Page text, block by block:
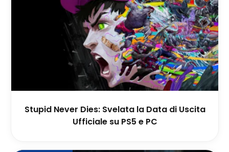
Stupid Never Dies: Svelata la Data di Uscita
Ufficiale su PS5 e PC